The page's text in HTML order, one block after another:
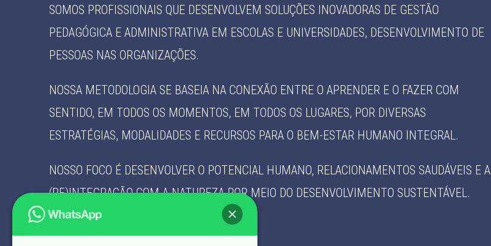
SOMOS PROFISSIONAIS QUE DESENVOLVEM SOLUÇÕES INOVADORAS DE GESTÃO
PEDAGÓGICA E ADMINISTRATIVA EM ESCOLAS E UNIVERSIDADES, DESENVOLVIMENTO DE
PESSOAS NAS ORGANIZAÇÕES.
NOSSA METODOLOGIA SE BASEIA NA CONEXÃO ENTRE O APRENDER E O FAZER COM
SENTIDO, EM TODOS OS MOMENTOS, EM TODOS OS LUGARES, POR DIVERSAS
ESTRATÉGIAS, MODALIDADES E RECURSOS PARA O BEM-ESTAR HUMANO INTEGRAL.
NOSSO FOCO É DESENVOLVER O POTENCIAL HUMANO, RELACIONAMENTOS SAUDÁVEIS E A
(RE)INTEGRAÇÃO COM A NATUREZA POR MEIO DO DESENVOLVIMENTO SUSTENTÁVEL.